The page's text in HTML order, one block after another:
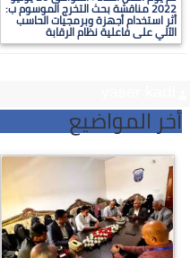
2022 مناقشة بحث التخرج الموسوم ب:
أثر استخدام أجهزة وبرمجيات الحاسب
الآلي على فاعلية نظام الرقابة
أخر المواضيع